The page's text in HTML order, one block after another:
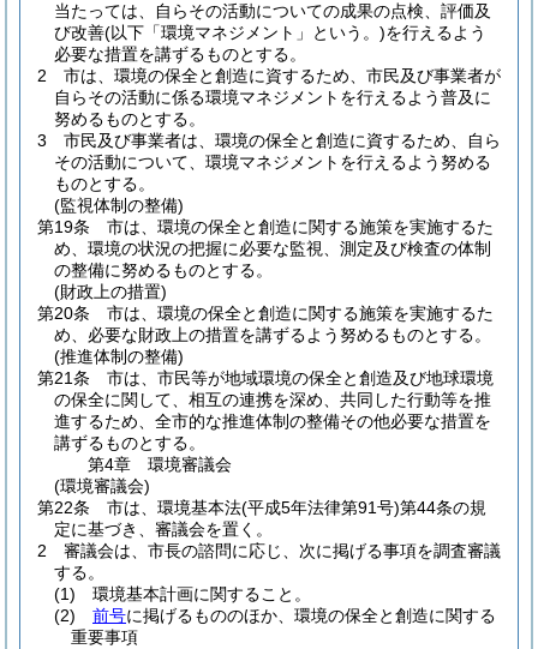
当たっては、自らその活動についての成果の点検、評価及
び改善(以下「環境マネジメント」という。)を行えるよう
必要な措置を講ずるものとする。
2
市は、環境の保全と創造に資するため、市民及び事業者が
自らその活動に係る環境マネジメントを行えるよう普及に
努めるものとする。
3
市民及び事業者は、環境の保全と創造に資するため、自ら
その活動について、環境マネジメントを行えるよう努める
ものとする。
(監視体制の整備)
第19条
市は、環境の保全と創造に関する施策を実施するた
め、環境の状況の把握に必要な監視、測定及び検査の体制
の整備に努めるものとする。
(財政上の措置)
第20条
市は、環境の保全と創造に関する施策を実施するた
め、必要な財政上の措置を講ずるよう努めるものとする。
(推進体制の整備)
第21条
市は、市民等が地域環境の保全と創造及び地球環境
の保全に関して、相互の連携を深め、共同した行動等を推
進するため、全市的な推進体制の整備その他必要な措置を
講ずるものとする。
第4章
環境審議会
(環境審議会)
第22条
市は、環境基本法(平成5年法律第91号)第44条の規
定に基づき、審議会を置く。
2
審議会は、市長の諮問に応じ、次に掲げる事項を調査審議
する。
(1)
環境基本計画に関すること。
(2)
前号に掲げるもののほか、環境の保全と創造に関する
重要事項